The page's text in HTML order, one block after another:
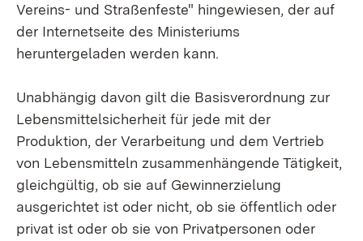
Vereins- und Straßenfeste" hingewiesen, der auf
der Internetseite des Ministeriums
heruntergeladen werden kann.
Unabhängig davon gilt die Basisverordnung zur
Lebensmittelsicherheit für jede mit der
Produktion, der Verarbeitung und dem Vertrieb
von Lebensmitteln zusammenhängende Tätigkeit,
gleichgültig, ob sie auf Gewinnerzielung
ausgerichtet ist oder nicht, ob sie öffentlich oder
privat ist oder ob sie von Privatpersonen oder